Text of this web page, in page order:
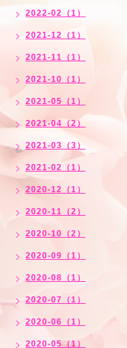
2022-02（1）
2021-12（1）
2021-11（1）
2021-10（1）
2021-05（1）
2021-04（2）
2021-03（3）
2021-02（1）
2020-12（1）
2020-11（2）
2020-10（2）
2020-09（1）
2020-08（1）
2020-07（1）
2020-06（1）
2020-05（1）